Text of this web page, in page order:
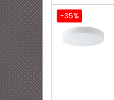
-35%